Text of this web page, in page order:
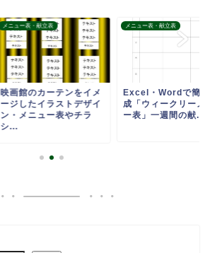
メニュー表・献立表
映画館のカーテンをイメ
ージしたイラストデザイ
ン・メニュー表やチラ
シ...
メニュー表・献立表
Excel・Wordで簡
成「ウィークリーメ
ー表」一週間の献...